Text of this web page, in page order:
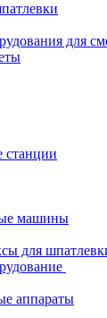
для
станции
машины
для
аппараты